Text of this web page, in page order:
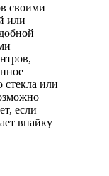
своими
или
или
если
впайку